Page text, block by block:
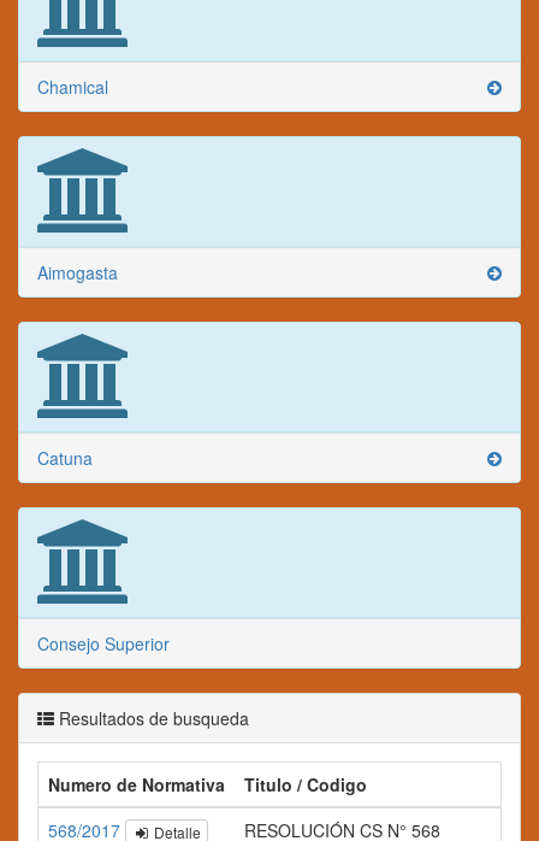
Chamical
Aimogasta
Catuna
Consejo Superior
Resultados de busqueda
Numero de Normativa
Titulo / Codigo
568/2017
Detalle RESOLUCIÓN CS N° 568